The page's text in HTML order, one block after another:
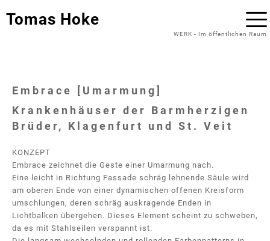
Tomas Hoke
WERK - Im öffentlichen Raum
Embrace [Umarmung]
Krankenhäuser der Barmherzigen
Brüder, Klagenfurt und St. Veit
KONZEPT
Embrace zeichnet die Geste einer Umarmung nach.
Eine leicht in Richtung Fassade schräg lehnende Säule wird
am oberen Ende von einer dynamischen offenen Kreisform
umschlungen, deren schräg auskragende Enden in
Lichtbalken übergehen. Dieses Element scheint zu schweben,
da es mit Stahlseilen verspannt ist.